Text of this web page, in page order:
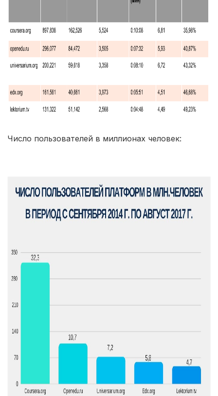
Число пользователей в миллионах человек: